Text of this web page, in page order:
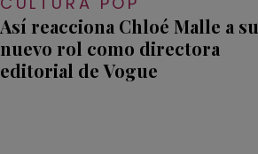
Así reacciona Chloé Malle a su
nuevo rol como directora
editorial de Vogue